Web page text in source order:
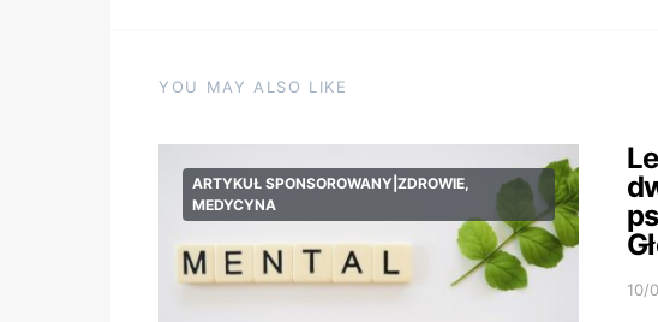
YOU MAY ALSO LIKE
ARTYKUŁ SPONSOROWANY|ZDROWIE,
MEDYCYNA
10/